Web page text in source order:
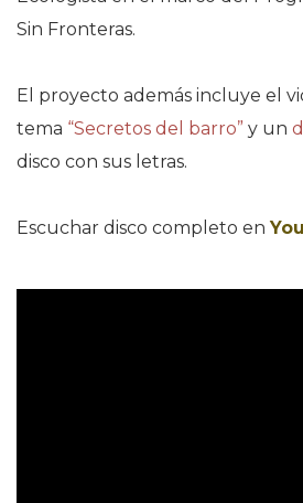
Sin Fronteras.
El proyecto además incluye el
tema “Secretos del barro” y un
disco con sus letras.
Escuchar disco completo en